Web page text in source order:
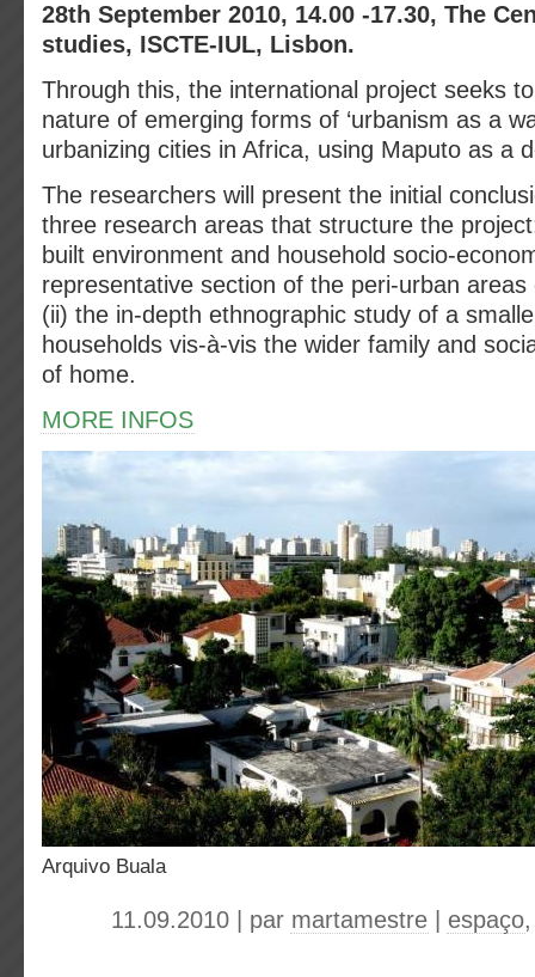
28th September 2010, 14.00 -17.30, The
studies, ISCTE-IUL, Lisbon.
Through this, the international project seeks
nature of emerging forms of ‘urbanism as a
urbanizing cities in Africa, using Maputo as a
The researchers will present the initial
three research areas that structure the
built environment and household socio-
representative section of the peri-urban
(ii) the in-depth ethnographic study of a
households vis-à-vis the wider family and
of home.
MORE INFOS
Arquivo Buala
11.09.2010 | par martamestre espaço